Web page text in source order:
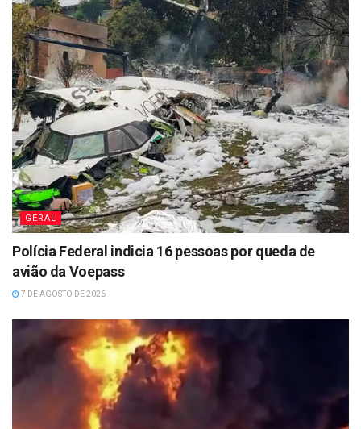
GERAL
Polícia Federal indicia 16 pessoas por queda de
avião da Voepass
7 DE AGOSTO DE 2026